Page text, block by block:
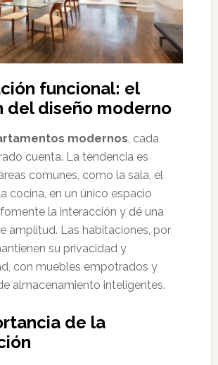
funcional: el
del diseño moderno
modernos, cada
cuenta. La tendencia es
comunes, como la sala, el
cocina, en un único espacio
la interacción y dé una
amplitud. Las habitaciones, por
su privacidad y
con muebles empotrados y
almacenamiento inteligentes.
de la